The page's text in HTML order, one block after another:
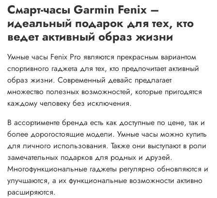
Смарт-часы Garmin Fenix –
идеальный подарок для тех, кто
ведет активный образ жизни
Умные часы Fenix Pro являются прекрасным вариантом
спортивного гаджета для тех, кто предпочитает активный
образ жизни. Современный девайс предлагает
множество полезных возможностей, которые пригодятся
каждому человеку без исключения.
В ассортименте бренда есть как доступные по цене, так и
более дорогостоящие модели. Умные часы можно купить
для личного использования. Также они выступают в роли
замечательных подарков для родных и друзей.
Многофункциональные гаджеты регулярно обновляются и
улучшаются, а их функциональные возможности активно
расширяются.